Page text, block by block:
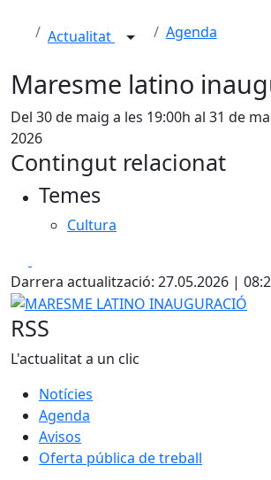
Actualitat Agenda
Maresme latino
Del 30 de maig a les 19:00h al 31 de
2026
Contingut relacionat
Temes
Cultura
Darrera actualització: 27.05.2026 |
MARESME LATINO INAUGURACIÓ
RSS
L'actualitat a un clic
Notícies
Agenda
Avisos
Oferta pública de treball